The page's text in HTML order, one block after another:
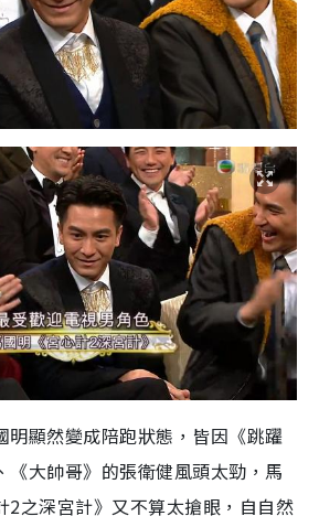
明顯然變成陪跑狀態，皆因《跳躍
《大帥哥》的張衛健風頭太勁，馬
2之深宮計》又不算太搶眼，自自然